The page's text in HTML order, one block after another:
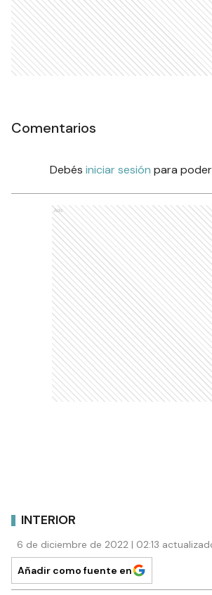
Comentarios
Debés iniciar sesión para
Ads
INTERIOR
6 de diciembre de 2022 | 02:13
Añadir como fuente en